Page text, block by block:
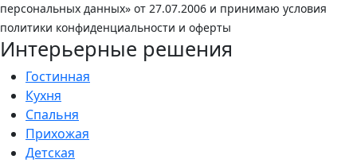
персональных данных» от 27.07.2006 и принимаю условия
политики конфиденциальности и оферты
Интерьерные решения
Гостинная
Кухня
Спальня
Прихожая
Детская